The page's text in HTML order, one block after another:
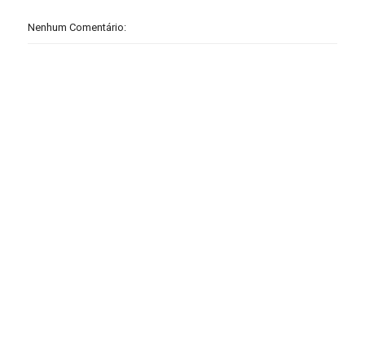
Nenhum Comentário: